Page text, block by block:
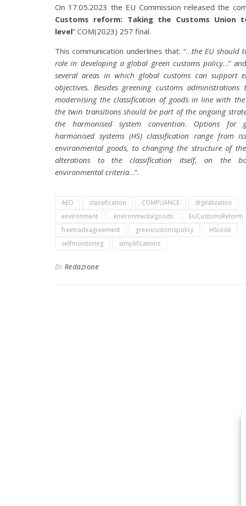
On 17.05.2023 the EU Commission released the
Customs reform: Taking the Customs Union
level” COM(2023) 257 final.
This communication underlines that: “…the EU should
role in developing a global green customs policy…”
several areas in which global customs can support
objectives. Besides greening customs administrations
modernising the classification of goods in line with
the twin transitions should be part of the ongoing
the harmonised system convention. Options for
harmonised systems (HS) classification range from
environmental goods, to changing the structure of
alterations to the classification itself, on the
environmental criteria…”.
AEO classification COMPLIANCE
digitalization
environment
environmentalgoods
EUCustomsReform
freetradeagreement
greencustomspolicy
HScode
selfmonitoring
simplifications
Di Redazione